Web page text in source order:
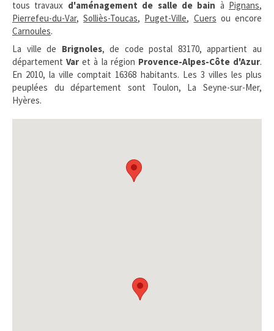
tous travaux d'aménagement de salle de bain à Pignans,
Pierrefeu-du-Var,Solliès-Toucas, Puget-Ville, Cuers ou encore
Carnoules.
La ville de Brignoles, de code postal 83170, appartient au
départementVar et à la région Provence-Alpes-Côte d'Azur.
En 2010, la ville comptait 16368 habitants. Les 3 villes les plus
peuplées du département sont Toulon, La Seyne-sur-Mer,
Hyères.